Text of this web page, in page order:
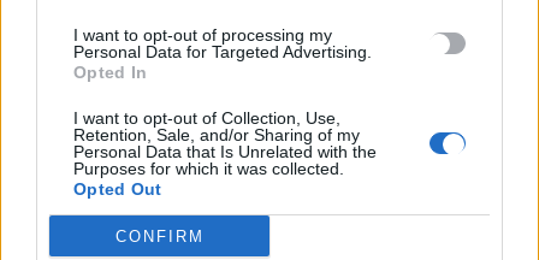
I want to opt-out of processing my
Personal Data for Targeted Advertising.
Opted In
I want to opt-out of Collection, Use,
Retention, Sale, and/or Sharing of my
Personal Data that Is Unrelated with the
Purposes for which it was collected.
Opted Out
CONFIRM